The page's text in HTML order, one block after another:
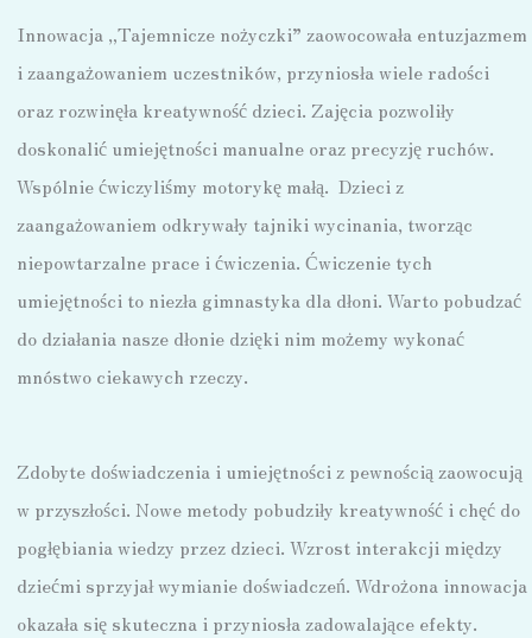
Innowacja „Tajemnicze nożyczki” zaowocowała entuzjazmem
i zaangażowaniem uczestników, przyniosła wiele radości
oraz rozwinęła kreatywność dzieci. Zajęcia pozwoliły
doskonalić umiejętności manualne oraz precyzję ruchów.
Wspólnie ćwiczyliśmy motorykę małą. Dzieci z
zaangażowaniem odkrywały tajniki wycinania, tworząc
niepowtarzalne prace i ćwiczenia. Ćwiczenie tych
umiejętności to niezła gimnastyka dla dłoni. Warto pobudzać
do działania nasze dłonie dzięki nim możemy wykonać
mnóstwo ciekawych rzeczy.
Zdobyte doświadczenia i umiejętności z pewnością zaowocują
w przyszłości. Nowe metody pobudziły kreatywność i chęć do
pogłębiania wiedzy przez dzieci. Wzrost interakcji między
dziećmi sprzyjał wymianie doświadczeń. Wdrożona innowacja
okazała się skuteczna i przyniosła zadowalające efekty.